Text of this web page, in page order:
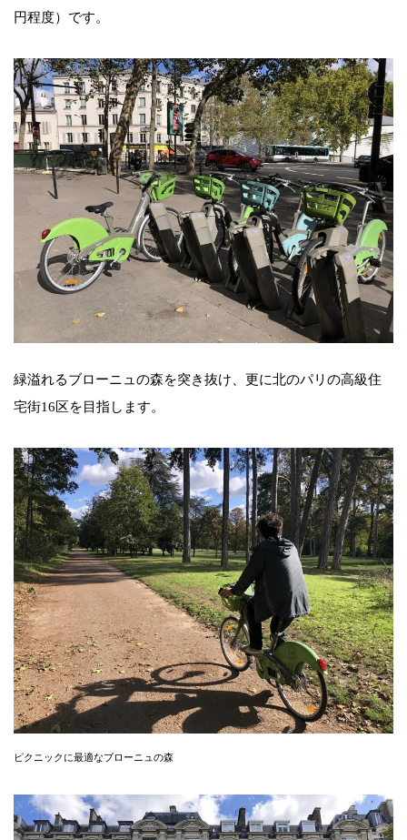
円程度）です。
緑溢れるブローニュの森を突き抜け、更に北のパリの高級住
宅街16区を目指します。
ピクニックに最適なブローニュの森